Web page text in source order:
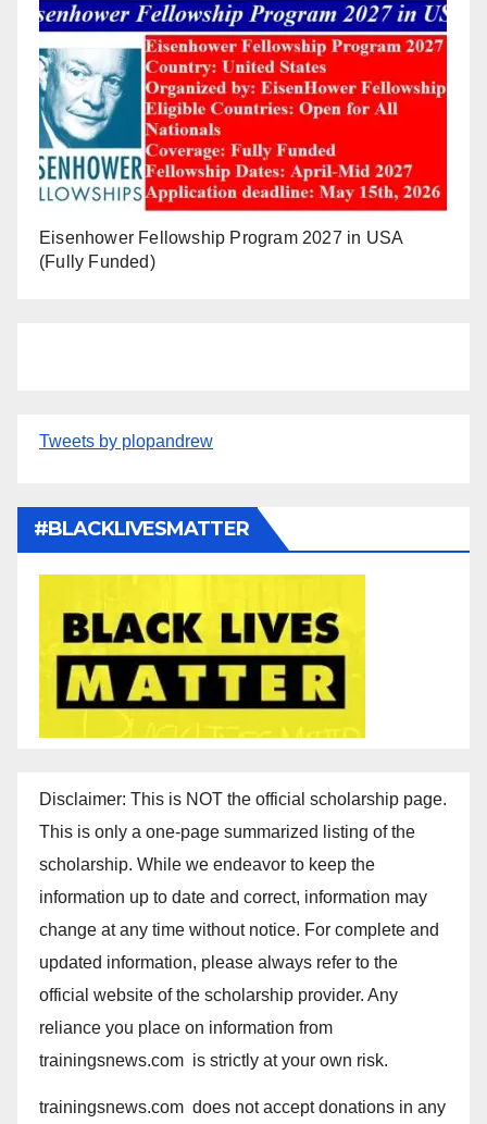
Eisenhower Fellowship Program 2027 in USA
(Fully Funded)
Tweets by plopandrew
#BLACKLIVESMATTER
Disclaimer: This is NOT the official scholarship page.
This is only a one-page summarized listing of the
scholarship. While we endeavor to keep the
information up to date and correct, information may
change at any time without notice. For complete and
updated information, please always refer to the
official website of the scholarship provider. Any
reliance you place on information from
trainingsnews.com is strictly at your own risk.
trainingsnews.com does not accept donations in any